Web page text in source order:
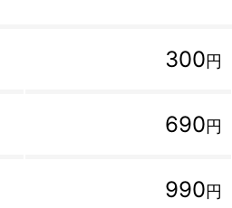
300円
690円
990円